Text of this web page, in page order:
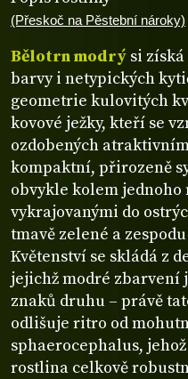
(Přeskoč na Pěstební nároky)
Bělotrn modrý si
barvy i netypických
geometrie kulovitých
kovové ježky, kteří se
ozdobených
kompaktní, přirozeně
obvykle kolem
vykrajovanými do
tmavě zelené a
Květenství se skládá z
jejichž modré zbarvení
znaků druhu – právě
odlišuje ritro od
sphaerocephalus,
rostlina celkově